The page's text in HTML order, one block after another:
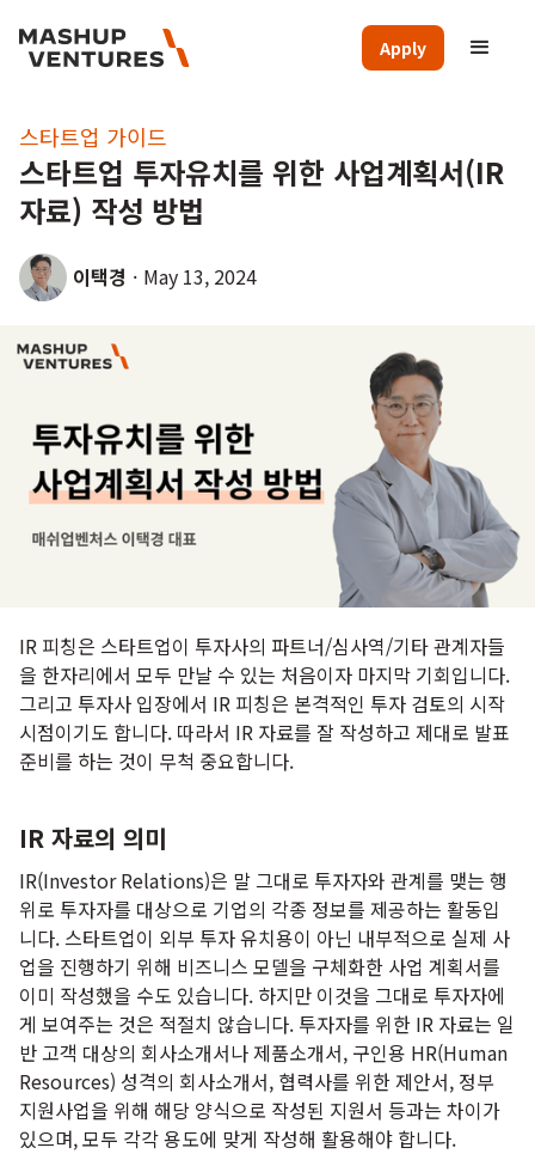
Apply
스타트업 가이드
스타트업 투자유치를 위한 사업계획서(IR
자료) 작성 방법
이택경 · May 13, 2024
IR 피칭은 스타트업이 투자사의 파트너/심사역/기타 관계자들
을 한자리에서 모두 만날 수 있는 처음이자 마지막 기회입니다.
그리고 투자사 입장에서 IR 피칭은 본격적인 투자 검토의 시작
시점이기도 합니다. 따라서 IR 자료를 잘 작성하고 제대로 발표
준비를 하는 것이 무척 중요합니다.
IR 자료의 의미
IR(Investor Relations)은 말 그대로 투자자와 관계를 맺는 행
위로 투자자를 대상으로 기업의 각종 정보를 제공하는 활동입
니다. 스타트업이 외부 투자 유치용이 아닌 내부적으로 실제 사
업을 진행하기 위해 비즈니스 모델을 구체화한 사업 계획서를
이미 작성했을 수도 있습니다. 하지만 이것을 그대로 투자자에
게 보여주는 것은 적절치 않습니다. 투자자를 위한 IR 자료는 일
반 고객 대상의 회사소개서나 제품소개서, 구인용 HR(Human
Resources) 성격의 회사소개서, 협력사를 위한 제안서, 정부
지원사업을 위해 해당 양식으로 작성된 지원서 등과는 차이가
있으며, 모두 각각 용도에 맞게 작성해 활용해야 합니다.